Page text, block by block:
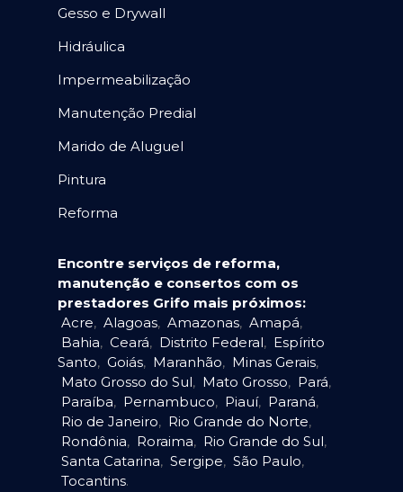
Gesso e Drywall
Hidráulica
Impermeabilização
Manutenção Predial
Marido de Aluguel
Pintura
Reforma
Encontre serviços de reforma,
manutenção e consertos com os
prestadores Grifo mais próximos:
Acre, Alagoas, Amazonas, Amapá,
Bahia, Ceará, Distrito Federal, Espírito
Santo, Goiás, Maranhão, Minas Gerais,
Mato Grosso do Sul, Mato Grosso, Pará,
Paraíba, Pernambuco, Piauí, Paraná,
Rio de Janeiro, Rio Grande do Norte,
Rondônia, Roraima, Rio Grande do Sul,
Santa Catarina, Sergipe, São Paulo,
Tocantins.